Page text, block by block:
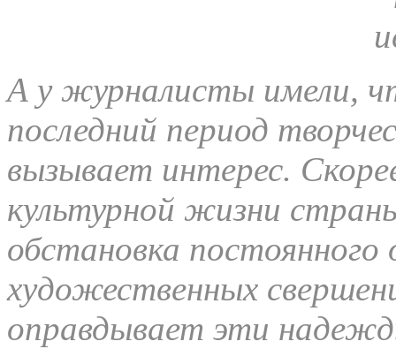
А у журналисты имели,
последний период
вызывает интерес.
культурной жизни
обстановка
художественных
оправдывает эти